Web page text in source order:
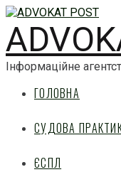
Інформаційне
ГОЛОВНА
СУДОВА
ЄСПЛ